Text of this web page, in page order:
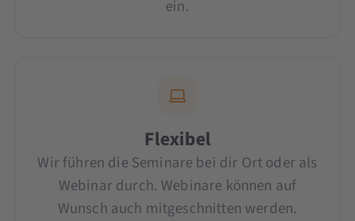
ein.
Flexibel
Wir führen die Seminare bei dir Ort oder als
Webinar durch. Webinare können auf
Wunsch auch mitgeschnitten werden.